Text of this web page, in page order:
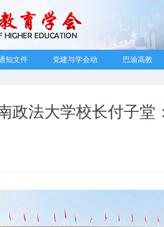
知文件 党建与学会动 巴渝高教
政法大学校长付子堂